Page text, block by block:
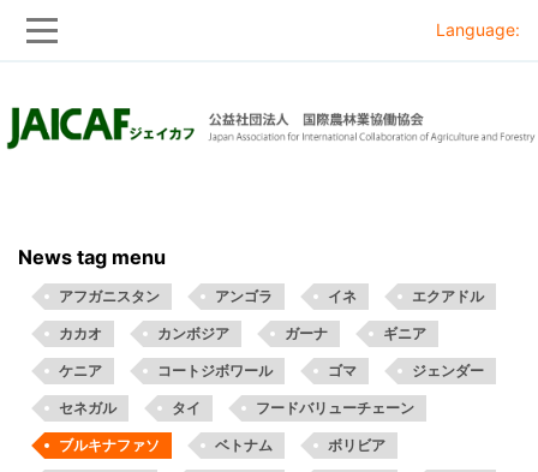
to
to
Language:
News tag menu
アフガニスタン アンゴラ イネ エクアドル
カカオ カンボジア ガーナ ギニア
ケニア コートジボワール ゴマ ジェンダー
セネガル タイ フードバリューチェーン
ブルキナファソ ベトナム ボリビア